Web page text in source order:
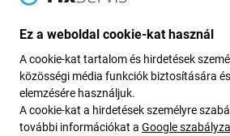
A vásárlók is vásárolnak
Ez a weboldal cookie-kat használ
A cookie-kat tartalom és hirdetések
közösségi média funkciók biztosítására
elemzésére használjuk.
A cookie-kat a hirdetések személyre
további információkat a Google